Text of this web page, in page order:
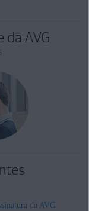
da AVG
da AVG